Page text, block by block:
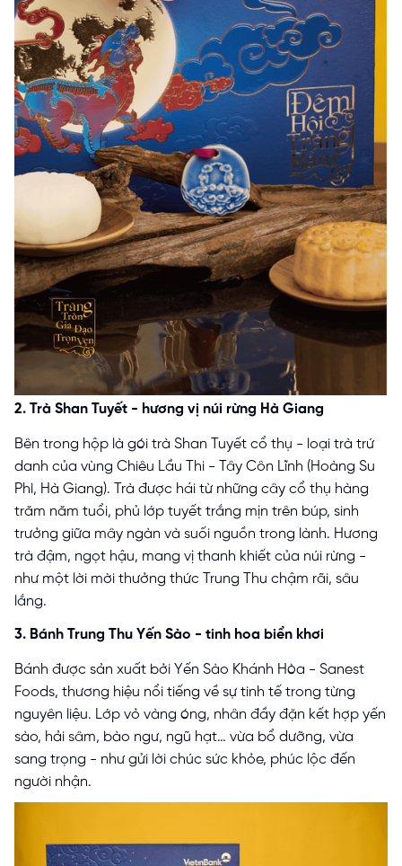
2. Trà Shan Tuyết - hương vị núi rừng Hà Giang
Bên trong hộp là gói trà Shan Tuyết cổ thụ - loại trà trứ
danh của vùng Chiêu Lầu Thi - Tây Côn Lĩnh (Hoàng Su
Phì, Hà Giang). Trà được hái từ những cây cổ thụ hàng
trăm năm tuổi, phủ lớp tuyết trắng mịn trên búp, sinh
trưởng giữa mây ngàn và suối nguồn trong lành. Hương
trà đậm, ngọt hậu, mang vị thanh khiết của núi rừng -
như một lời mời thưởng thức Trung Thu chậm rãi, sâu
lắng.
3. Bánh Trung Thu Yến Sào - tinh hoa biển khơi
Bánh được sản xuất bởi Yến Sào Khánh Hòa - Sanest
Foods, thương hiệu nổi tiếng về sự tinh tế trong từng
nguyên liệu. Lớp vỏ vàng óng, nhân đầy đặn kết hợp yến
sào, hải sâm, bào ngư, ngũ hạt… vừa bổ dưỡng, vừa
sang trọng - như gửi lời chúc sức khỏe, phúc lộc đến
người nhận.